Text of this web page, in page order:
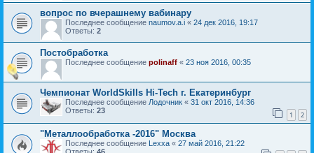
вопрос по вчерашнему вабинару
Последнее сообщение naumov.a.i « 24 дек 2016, 19:17
Ответы: 2
Постобработка
Последнее сообщение polinaff « 23 ноя 2016, 00:35
Чемпионат WorldSkills Hi-Tech г. Екатеринбург
Последнее сообщение Лодочник « 31 окт 2016, 14:36
Ответы: 23 1 2
"Металлообработка -2016" Москва
Последнее сообщение Lexxa « 27 май 2016, 21:22